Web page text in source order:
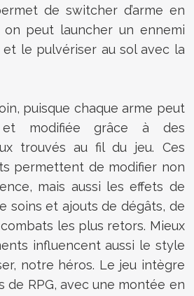
de switcher d’arme en
on peut launcher un ennemi
le pulvériser au sol avec la
puisque chaque arme peut
modifiée grâce à des
trouvés au fil du jeu. Ces
permettent de modifier non
mais aussi les effets de
soins et ajouts de dégâts, de
combats les plus retors. Mieux
influencent aussi le style
notre héros. Le jeu intègre
de RPG, avec une montée en